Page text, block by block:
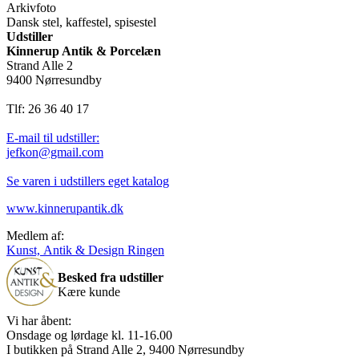
Arkivfoto
Dansk stel, kaffestel, spisestel
Udstiller
Kinnerup Antik & Porcelæn
Strand Alle 2
9400 Nørresundby
Tlf: 26 36 40 17
E-mail til udstiller:
jefkon@gmail.com
Se varen i udstillers eget katalog
www.kinnerupantik.dk
Medlem af:
Kunst, Antik & Design Ringen
Besked fra udstiller
Kære kunde
Vi har åbent:
Onsdage og lørdage kl. 11-16.00
I butikken på Strand Alle 2, 9400 Nørresundby